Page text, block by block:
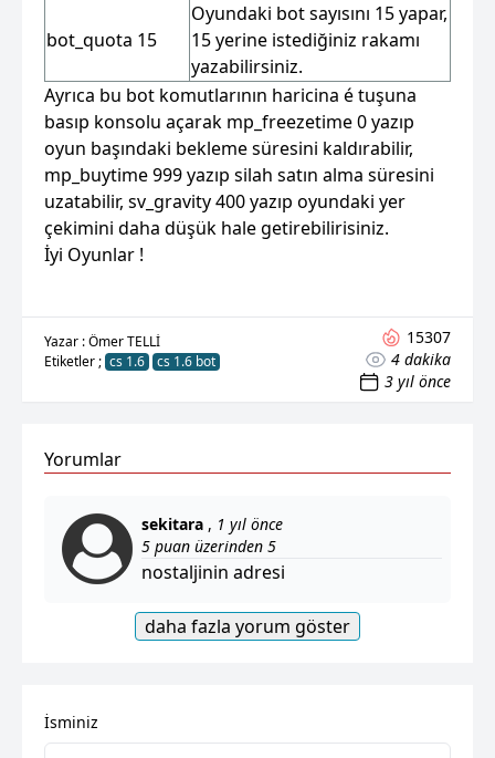
bot_quota 15
Oyundaki bot sayısını 15 yapar,
15 yerine istediğiniz rakamı
yazabilirsiniz.
Ayrıca bu bot komutlarının haricina é tuşuna
basıp konsolu açarak mp_freezetime 0 yazıp
oyun başındaki bekleme süresini kaldırabilir,
mp_buytime 999 yazıp silah satın alma süresini
uzatabilir, sv_gravity 400 yazıp oyundaki yer
çekimini daha düşük hale getirebilirisiniz.
İyi Oyunlar !
Yazar : Ömer TELLİ
Etiketler ; cs 1.6 cs 1.6 bot
15307
4 dakika
3 yıl önce
Yorumlar
sekitara , 1 yıl önce
5 puan üzerinden 5
nostaljinin adresi
daha fazla yorum göster
İsminiz